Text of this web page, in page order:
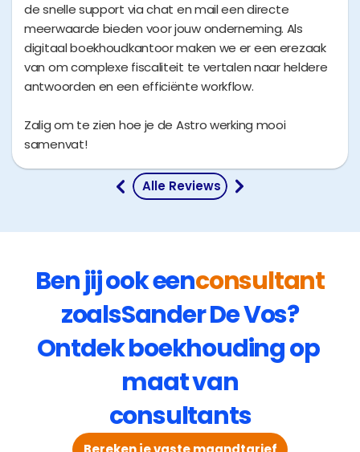
de snelle support via chat en mail een directe
meerwaarde bieden voor jouw onderneming. Als
digitaal boekhoudkantoor maken we er een erezaak
van om complexe fiscaliteit te vertalen naar heldere
antwoorden en een efficiënte workflow.
Zalig om te zien hoe je de Astro werking mooi
samenvat!
Alle Reviews
Ben jij ook eenconsultant
zoalsSander De Vos?
Ontdek boekhouding op
maat van
consultants